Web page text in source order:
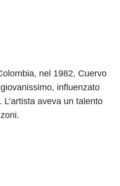
nel 1982, Cuervo
influenzato
aveva un talento